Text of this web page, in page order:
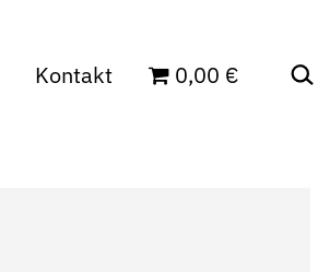
Kontakt 0,00 €